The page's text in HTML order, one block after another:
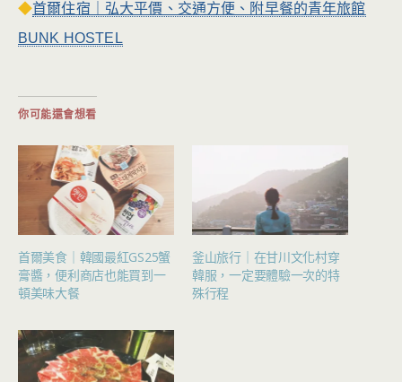
◆首爾住宿｜弘大平價、交通方便、附早餐的青年旅館
BUNK HOSTEL
你可能還會想看
首爾美食｜韓國最紅GS25蟹
膏醬，便利商店也能買到一
頓美味大餐
釜山旅行｜在甘川文化村穿
韓服，一定要體驗一次的特
殊行程